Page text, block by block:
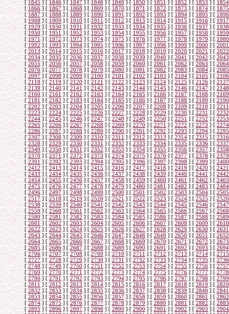
[1845 ] [1846] [ 1847 ] [1848] [1849] [1850 ] [1851] [1852] [ 1853] [1854
[1866 ] [ 1867] [1868] [1869] [1870 ] [ 1871 ] [1872] [ 1873] [1874 ] [1875
[ 1887 ] [1888 ] [ 1889 ] [1890 ] [1891 ] [1892] [1893] [ 1894] [1895 ] [ 1896
[1908 ] [ 1909 ] [ 1910 ] [1911] [ 1912] [1913 ] [ 1914] [1915 ] [ 1916] [ 1917
[1929] [1930 ] [1931 ] [1932] [1933] [1934] [1935] [1936] [1937] [1938
[ 1950] [ 1951] [1952 ] [ 1953 ] [1954 ] [ 1955] [1956 ] [ 1957] [1958 ] [1959
[1971] [1972] [ 1973 ] [1974] [ 1975] [ 1976 ] [1977] [1978 ] [1979 ] [ 1980
[ 1992 ] [ 1993] [ 1994] [ 1995 ] [1996 ] [1997 ] [1998 ] [1999] [2000] [2001
[2013] [ 2014 ] [2015] [2016] [2017 ] [ 2018] [2019] [2020] [2021 ] [ 2022
[2034] [ 2035] [2036 ] [2037] [2038 ] [2039] [ 2040] [2041 ] [2042] [ 2043
[2055 ] [2056] [2057 ] [2058] [2059] [2060] [2061 ] [ 2062] [2063] [2064
[ 2076] [ 2077] [2078] [2079 ] [2080 ] [ 2081] [2082] [2083] [2084 ] [2085
[ 2097] [2098] [2099 ] [2100 ] [ 2101 ] [ 2102] [ 2103] [2104 ] [2105 ] [2106
[ 2118 ] [2119] [ 2120 ] [2121 ] [2122 ] [2123 ] [ 2124] [2125] [ 2126] [2127
[2139] [2140 ] [2141 ] [2142] [2143] [ 2144] [2145] [2146] [2147 ] [ 2148
[2160] [ 2161 ] [2162 ] [2163] [2164 ] [2165] [ 2166] [ 2167] [2168] [ 2169
[ 2181 ] [2182 ] [2183 ] [2184 ] [2185] [2186] [2187] [ 2188] [2189] [ 2190
[ 2202] [ 2203 ] [2204] [2205 ] [2206 ] [ 2207] [2208] [2209] [2210 ] [2211
[ 2223] [ 2224 ] [2225 ] [2226 ] [2227 ] [ 2228] [2229 ] [2230] [2231 ] [ 2232
[ 2244] [2245] [ 2246 ] [2247 ] [2248 ] [2249 ] [2250 ] [2251 ] [2252] [2253
[2265] [2266] [2267] [2268] [2269] [ 2270] [2271] [2272] [ 2273 ] [2274
[2286] [2287 ] [2288 ] [2289] [2290] [ 2291] [ 2292] [2293] [2294 ] [ 2295
[2307 ] [2308 ] [ 2309 ] [2310] [ 2311] [2312 ] [ 2313] [2314 ] [2315] [ 2316
[ 2328] [ 2329 ] [2330] [2331 ] [2332 ] [ 2333] [2334] [2335] [2336 ] [2337
[ 2349] [ 2350] [2351 ] [2352 ] [2353 ] [ 2354] [2355] [2356] [2357 ] [2358
[2370 ] [2371] [ 2372 ] [2373] [2374] [2375 ] [2376] [2377] [ 2378] [2379
[2391 ] [ 2392] [2393] [2394] [2395 ] [ 2396] [2397] [ 2398] [2399 ] [2400
[ 2412 ] [2413 ] [2414 ] [2415 ] [2416] [2417] [2418] [2419] [2420] [ 2421
[2433 ] [2434 ] [ 2435 ] [2436] [ 2437] [2438 ] [ 2439] [2440 ] [ 2441] [ 2442
[2454] [2455 ] [2456 ] [2457] [2458] [2459 ] [2460] [2461] [2462] [2463
[ 2475] [ 2476] [2477 ] [ 2478 ] [2479 ] [ 2480] [2481 ] [2482] [2483 ] [2484
[2496] [2497] [ 2498 ] [2499 ] [ 2500] [ 2501 ] [2502] [2503 ] [2504 ] [2505
[ 2517 ] [ 2518] [ 2519] [ 2520 ] [2521 ] [2522 ] [2523 ] [2524] [2525 ] [2526
[2538] [ 2539 ] [2540] [2541] [2542 ] [ 2543] [2544] [2545] [2546 ] [ 2547
[2559] [ 2560] [2561 ] [2562] [2563 ] [2564] [ 2565] [2566] [2567] [ 2568
[2580 ] [2581 ] [2582 ] [2583] [2584] [2585] [2586] [ 2587] [2588] [2589
[ 2601] [ 2602 ] [2603] [2604 ] [2605 ] [ 2606] [2607] [2608] [2609 ] [2610
[ 2622] [2623] [2624 ] [2625 ] [ 2626] [ 2627] [ 2628] [2629 ] [2630 ] [2631
[ 2643 ] [2644] [ 2645 ] [2646 ] [2647] [2648 ] [ 2649 ] [2650] [ 2651 ] [2652
[2664] [2665 ] [2666] [2667] [2668] [ 2669] [2670] [2671] [2672 ] [ 2673
[2685] [ 2686 ] [2687 ] [2688] [2689 ] [2690] [ 2691 ] [ 2692] [2693] [ 2694
[ 2706 ] [2707 ] [2708 ] [2709 ] [2710] [2711] [2712] [ 2713] [2714] [ 2715
[ 2727] [ 2728 ] [2729] [2730 ] [2731 ] [ 2732] [2733] [2734] [2735 ] [2736
[ 2748] [ 2749 ] [2750 ] [2751 ] [2752 ] [ 2753] [2754] [2755] [2756 ] [ 2757
[ 2769] [2770] [ 2771 ] [2772 ] [2773 ] [2774 ] [2775 ] [2776] [2777] [2778
[2790] [2791 ] [2792] [2793] [2794] [ 2795] [2796] [2797] [ 2798 ] [2799
[2811 ] [2812 ] [2813 ] [2814] [2815] [ 2816] [ 2817] [2818] [2819 ] [ 2820
[2832 ] [2833 ] [ 2834] [2835] [ 2836] [2837 ] [ 2838] [2839 ] [2840] [ 2841
[ 2853] [ 2854] [2855] [2856 ] [2857 ] [ 2858] [2859] [2860] [2861 ] [2862
[ 2874] [ 2875] [2876 ] [2877 ] [2878 ] [ 2879] [2880] [2881] [2882 ] [2883
[2895 ] [2896] [ 2897 ] [2898] [2899] [2900 ] [2901] [2902] [ 2903] [2904